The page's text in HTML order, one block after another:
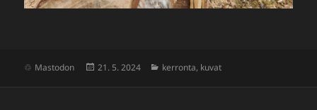
Mastodon Julkaistu
21. 5. 2024 Kategoriat
kerronta, kuvat